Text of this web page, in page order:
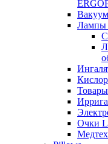
Лампы
Очки